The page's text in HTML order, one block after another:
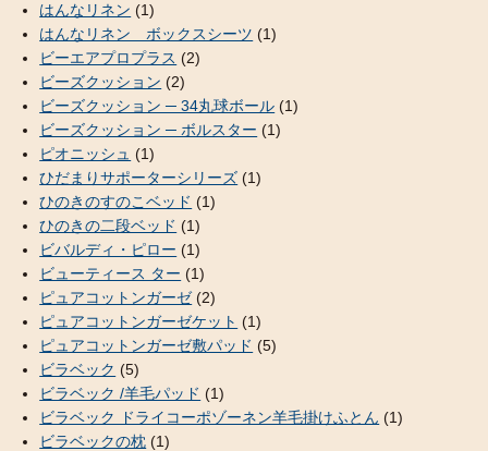
はんなリネン (1)
はんなリネン ボックスシーツ (1)
ビーエアプロプラス (2)
ビーズクッション (2)
ビーズクッション ─ 34丸球ボール (1)
ビーズクッション ─ ボルスター (1)
ピオニッシュ (1)
ひだまりサポーターシリーズ (1)
ひのきのすのこベッド (1)
ひのきの二段ベッド (1)
ビバルディ・ピロー (1)
ビューティース ター (1)
ピュアコットンガーゼ(2)
ピュアコットンガーゼケット (1)
ピュアコットンガーゼ敷パッド (5)
ビラベック (5)
ビラベック /羊毛パッド (1)
ビラベック ドライコーポゾーネン羊毛掛けふとん (1)
ビラベックの枕 (1)